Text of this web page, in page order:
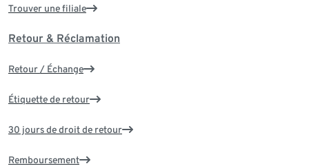
Trouver une filiale
Retour & Réclamation
Retour / Échange
Étiquette de retour
30 jours de droit de retour
Remboursement